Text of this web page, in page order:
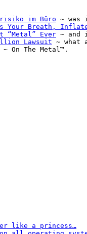
im Büro ~ was
Your Breath,
“Metal” Ever ~ and
Lawsuit ~ what
~ On The Metal™.
like a princess…